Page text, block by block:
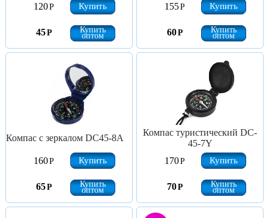
120Р Купить
45Р Купить
оптом
155Р Купить
60Р Купить
оптом
Компас с зеркалом DC45-8A
160Р Купить
65Р Купить
оптом
Компас туристический DC-
45-7Y
170Р Купить
70Р Купить
оптом